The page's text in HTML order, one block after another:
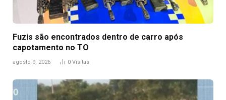
Fuzis são encontrados dentro de carro após
capotamento no TO
agosto 9, 2026 0 Visitas